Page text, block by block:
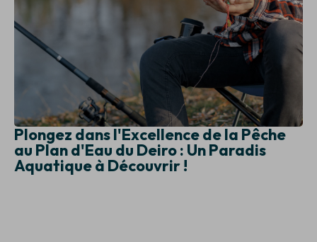
Plongez dans l'Excellence de la Pêche
au Plan d'Eau du Deiro : Un Paradis
Aquatique à Découvrir !